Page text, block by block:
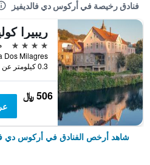
فنادق رخيصة في أركوس دي فالديفيز
4 نجوم
0.3 كيلومتر عن وسط المدينة
506 ﷼
شاهد أرخص الفنادق في أركوس دي